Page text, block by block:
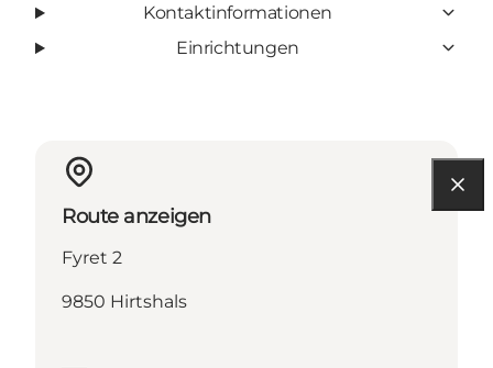
Kontaktinformationen
Einrichtungen
Route anzeigen
Fyret 2
9850 Hirtshals